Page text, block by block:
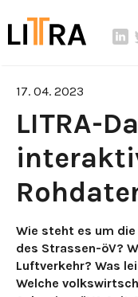
17. 04. 2023
LITRA-
Wie steht es um
des Strassen-öV?
Luftverkehr? Was
Welche